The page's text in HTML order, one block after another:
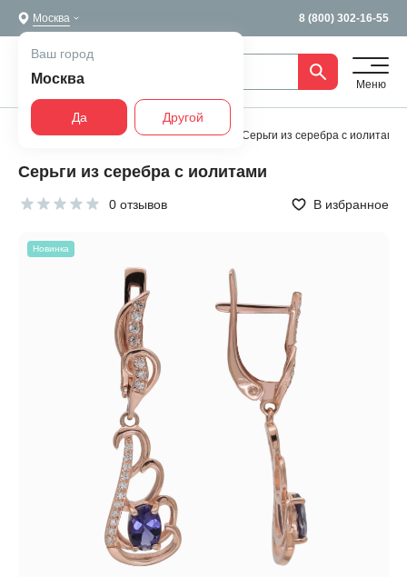
Москва 8 (800) 302-16-55
Ваш город
Москва
Да Другой
Меню
Главная Все украшения Серьги Серьги из серебра с иолитами
Серьги из серебра с иолитами
0 отзывов В избранное
Новинка